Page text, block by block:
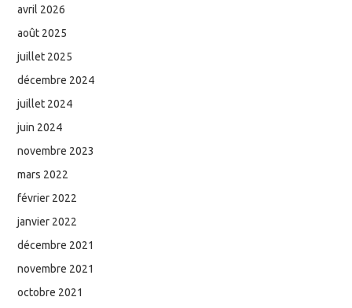
avril 2026
août 2025
juillet 2025
décembre 2024
juillet 2024
juin 2024
novembre 2023
mars 2022
février 2022
janvier 2022
décembre 2021
novembre 2021
octobre 2021